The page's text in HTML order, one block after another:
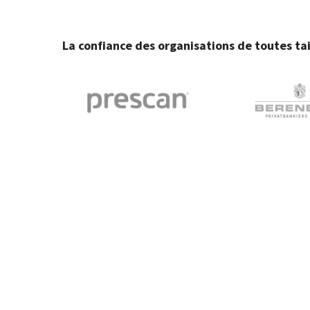
La confiance des organisations de toutes